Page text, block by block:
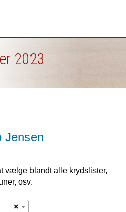
2023
Jensen
vælge blandt alle krydslister,
osv.
×